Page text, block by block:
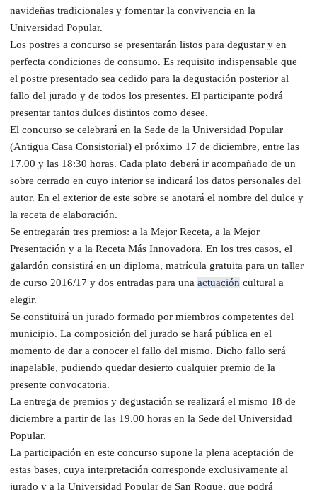
navideñas tradicionales y fomentar la convivencia en la
Universidad Popular.
Los postres a concurso se presentarán listos para degustar y en
perfecta condiciones de consumo. Es requisito indispensable que
el postre presentado sea cedido para la degustación posterior al
fallo del jurado y de todos los presentes. El participante podrá
presentar tantos dulces distintos como desee.
El concurso se celebrará en la Sede de la Universidad Popular
(Antigua Casa Consistorial) el próximo 17 de diciembre, entre las
17.00 y las 18:30 horas. Cada plato deberá ir acompañado de un
sobre cerrado en cuyo interior se indicará los datos personales del
autor. En el exterior de este sobre se anotará el nombre del dulce y
la receta de elaboración.
Se entregarán tres premios: a la Mejor Receta, a la Mejor
Presentación y a la Receta Más Innovadora. En los tres casos, el
galardón consistirá en un diploma, matrícula gratuita para un taller
de curso 2016/17 y dos entradas para una actuación cultural a
elegir.
Se constituirá un jurado formado por miembros competentes del
municipio. La composición del jurado se hará pública en el
momento de dar a conocer el fallo del mismo. Dicho fallo será
inapelable, pudiendo quedar desierto cualquier premio de la
presente convocatoria.
La entrega de premios y degustación se realizará el mismo 18 de
diciembre a partir de las 19.00 horas en la Sede del Universidad
Popular.
La participación en este concurso supone la plena aceptación de
estas bases, cuya interpretación corresponde exclusivamente al
jurado y a la Universidad Popular de San Roque, que podrá